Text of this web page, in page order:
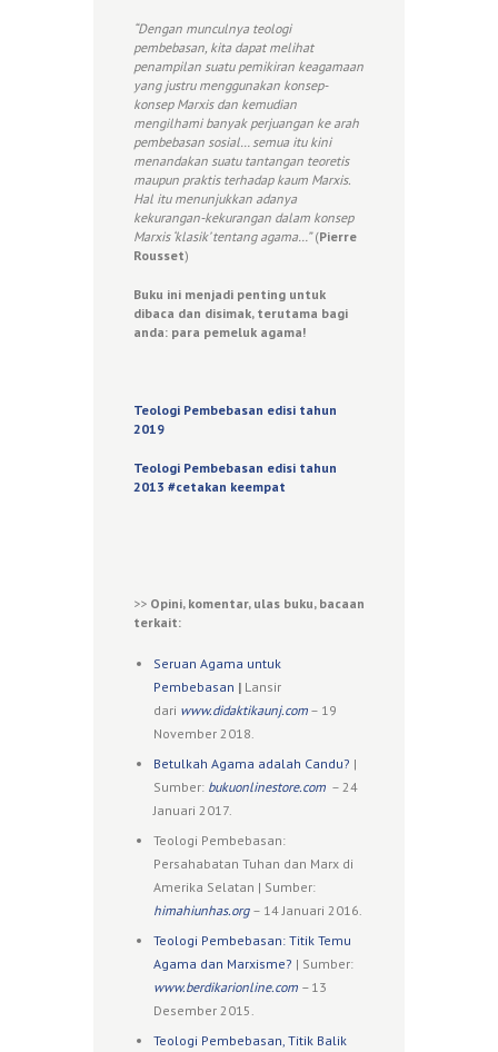
“Dengan munculnya teologi
pembebasan, kita dapat melihat
penampilan suatu pemikiran keagamaan
yang justru menggunakan konsep-
konsep Marxis dan kemudian
mengilhami banyak perjuangan ke arah
pembebasan sosial… semua itu kini
menandakan suatu tantangan teoretis
maupun praktis terhadap kaum Marxis.
Hal itu menunjukkan adanya
kekurangan-kekurangan dalam konsep
Marxis ‘klasik’ tentang agama…”(Pierre
Rousset)
Buku ini menjadi penting untuk
dibaca dan disimak, terutama bagi
anda: para pemeluk agama!
Teologi Pembebasan edisi tahun
2019
Teologi Pembebasan edisi tahun
2013 #cetakan keempat
>> Opini, komentar, ulas buku, bacaan
terkait:
Seruan Agama untuk
Pembebasan | Lansir
dari www.didaktikaunj.com – 19
November 2018.
Betulkah Agama adalah Candu? |
Sumber: bukuonlinestore.com – 24
Januari 2017.
Teologi Pembebasan:
Persahabatan Tuhan dan Marx di
Amerika Selatan | Sumber:
himahiunhas.org – 14 Januari 2016.
Teologi Pembebasan: Titik Temu
Agama dan Marxisme? | Sumber:
www.berdikarionline.com – 13
Desember 2015.
Teologi Pembebasan, Titik Balik